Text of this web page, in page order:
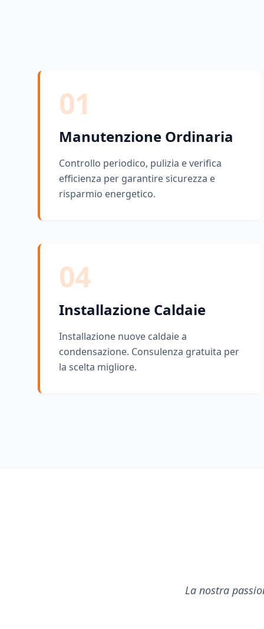
01
Manutenzione Ordinaria
Controllo periodico, pulizia e verifica
efficienza per garantire sicurezza e
risparmio energetico.
04
Installazione Caldaie
Installazione nuove caldaie a
condensazione. Consulenza gratuita per
la scelta migliore.
La nostra